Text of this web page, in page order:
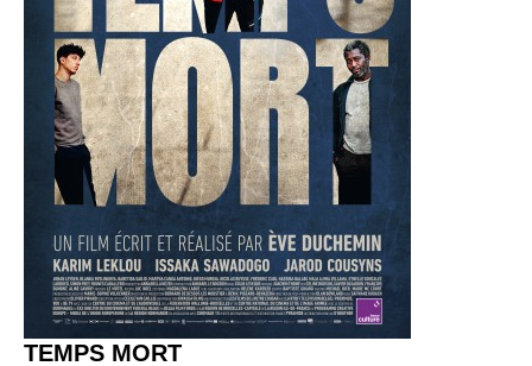
TEMPS MORT